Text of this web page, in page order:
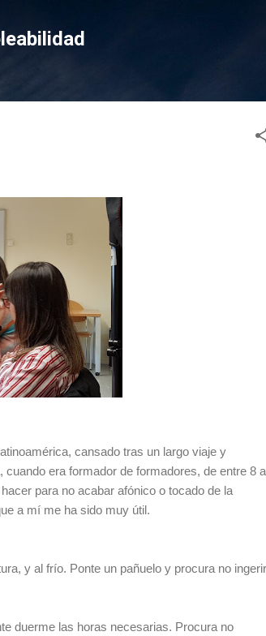
cansado tras un largo viaje y
era formador de formadores, de entre 8 a
para no acabar afónico o tocado de la
a mí me ha sido muy útil.
y al frío. Ponte un pañuelo y procura no ingerir
duerme las horas necesarias. Procura no